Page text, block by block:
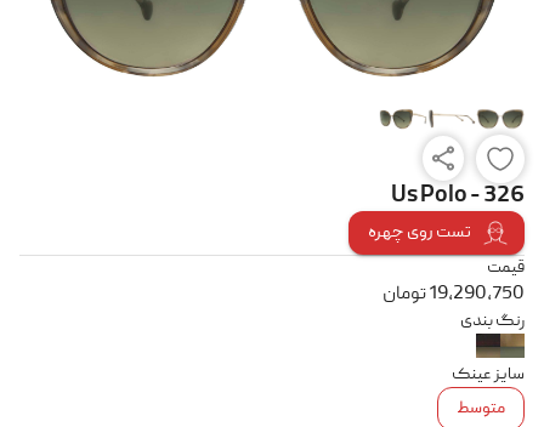
Us Polo - 326
تست روی چهره
قیمت
19,290,750تومان
رنگ بندی
سایز عینک
متوسط